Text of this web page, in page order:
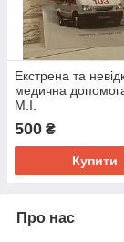
Екстрена та
медична
М.І.
500 ₴
Купити
Про нас